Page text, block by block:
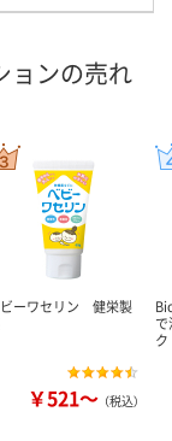
ョンの売れ
ーワセリン 健栄製
￥521～ （税込）